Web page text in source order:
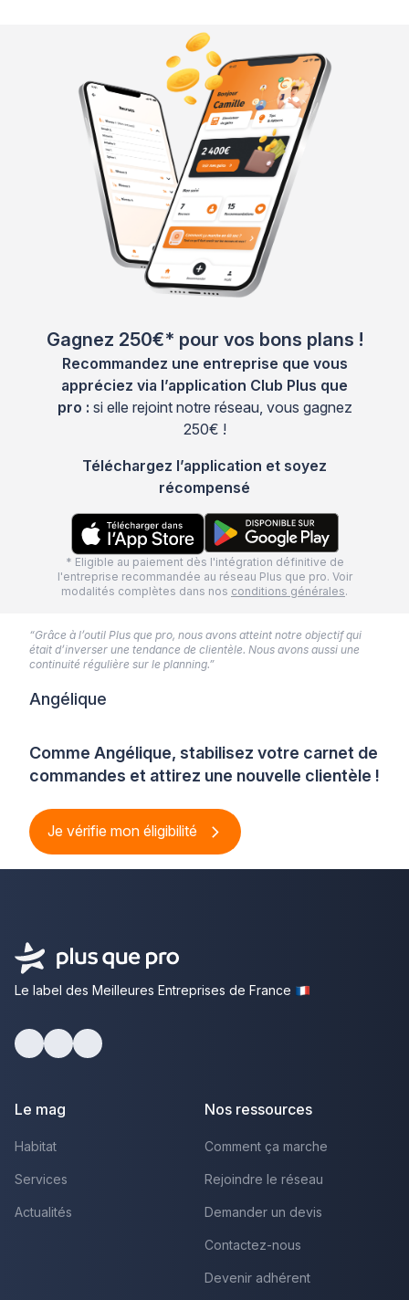
Gagnez 250€* pour vos bons plans !
Recommandez une entreprise que vous
appréciez via l’application Club Plus que
pro : si elle rejoint notre réseau, vous gagnez
250€ !
Téléchargez l’application et soyez
récompensé
* Eligible au paiement dès l'intégration définitive de
l'entreprise recommandée au réseau Plus que pro. Voir
modalités complètes dans nos conditions générales.
Comme Angélique, stabilisez votre carnet de
commandes et attirez une nouvelle clientèle !
Je vérifie mon éligibilité
“Grâce à l’outil Plus que pro, nous avons atteint notre objectif qui
était d’inverser une tendance de clientèle. Nous avons aussi une
continuité régulière sur le planning.”
Angélique
Le label des Meilleures Entreprises de France
Le mag
Habitat
Services
Actualités
Nos ressources
Comment ça marche
Rejoindre le réseau
Demander un devis
Contactez-nous
Devenir adhérent